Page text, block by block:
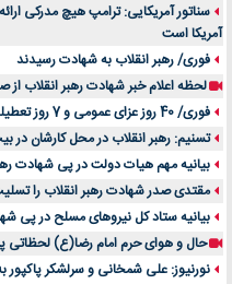
سناتور آمریکایی: ترامپ هیچ مدرکی
آمریکا است
فوری/ رهبر انقلاب به شهادت رسیدند
لحظه اعلام خبر شهادت رهبر انقلاب از
فوری/ 40 روز عزای عمومی و 7 روز تعطیلی عمومی در ایران اعلام شد
تسنیم: رهبر انقلاب در محل کارشان
بیانیه مهم هیات دولت در پی شهادت
مقتدی صدر شهادت رهبر انقلاب را
بیانیه ستاد کل نیروهای مسلح در پی
حال و هوای حرم امام رضا(ع) لحظاتی
نورنیوز: علی شمخانی و سرلشکر